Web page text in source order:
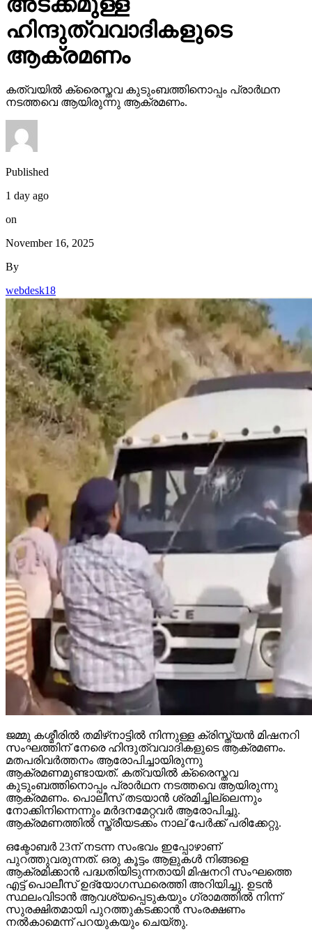
ഹിന്ദുത്വവാദികളുടെ
ആക്രമണം
കത്വയില്‍ ക്രൈസ്തവ കുടുംബത്തിനൊപ്പം പ്രാര്‍ഥന
നടത്തവെ ആയിരുന്നു ആക്രമണം.
Published
1 day ago
on
November 16, 2025
By
webdesk18
ജമ്മു കശ്മീരില്‍ തമിഴ്‌നാട്ടില്‍ നിന്നുള്ള ക്രിസ്ത്യന്‍ മിഷനറി
സംഘത്തിന് നേരെ ഹിന്ദുത്വവാദികളുടെ ആക്രമണം.
മതപരിവര്‍ത്തനം ആരോപിച്ചായിരുന്നു
ആക്രമണമുണ്ടായത്. കത്വയില്‍ ക്രൈസ്തവ
കുടുംബത്തിനൊപ്പം പ്രാര്‍ഥന നടത്തവെ ആയിരുന്നു
ആക്രമണം. പൊലീസ് തടയാന്‍ ശ്രമിച്ചില്ലെന്നും
നോക്കിനിന്നെന്നും മര്‍ദനമേറ്റവര്‍ ആരോപിച്ചു.
ആക്രമണത്തില്‍ സ്ത്രീയടക്കം നാല് പേര്‍ക്ക് പരിക്കേറ്റു.
ഒക്ടോബര്‍ 23ന് നടന്ന സംഭവം ഇപ്പോഴാണ്
പുറത്തുവരുന്നത്. ഒരു കൂട്ടം ആളുകള്‍ നിങ്ങളെ
ആക്രമിക്കാന്‍ പദ്ധതിയിടുന്നതായി മിഷനറി സംഘത്തെ
എട്ട് പൊലീസ് ഉദ്യോഗസ്ഥരെത്തി അറിയിച്ചു. ഉടന്‍
സ്ഥലംവിടാന്‍ ആവശ്യപ്പെടുകയും ഗ്രാമത്തില്‍ നിന്ന്
സുരക്ഷിതമായി പുറത്തുകടക്കാന്‍ സംരക്ഷണം
നല്‍കാമെന്ന് പറയുകയും ചെയ്തു.